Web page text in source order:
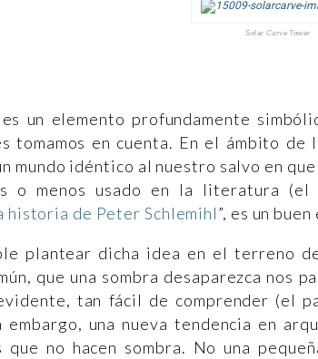
Solar Carve Tower
es un elemento profundamente
tomamos en cuenta. En el ámbito de
mundo idéntico al nuestro salvo en
o menos usado en la literatura (el
historia de Peter Schlemihl”, es un
plantear dicha idea en el terreno
que una sombra desaparezca nos
tan fácil de comprender (el
embargo, una nueva tendencia en
que no hacen sombra. No una